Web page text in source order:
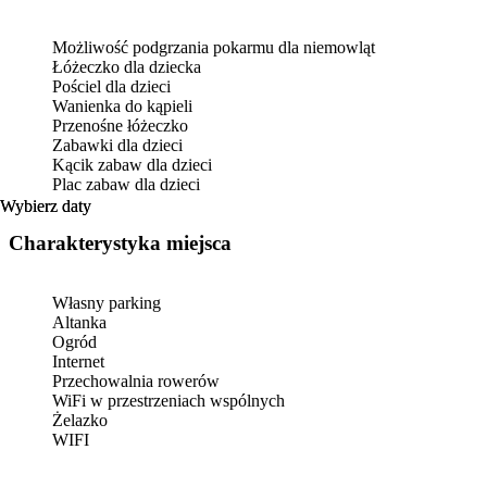
Wybierz daty
Wybierz daty
Możliwość podgrzania pokarmu dla niemowląt
Łóżeczko dla dziecka
Pościel dla dzieci
Wanienka do kąpieli
Przenośne łóżeczko
Zabawki dla dzieci
Kącik zabaw dla dzieci
Plac zabaw dla dzieci
Charakterystyka miejsca
Własny parking
Altanka
Ogród
Internet
Przechowalnia rowerów
WiFi w przestrzeniach wspólnych
Żelazko
WIFI